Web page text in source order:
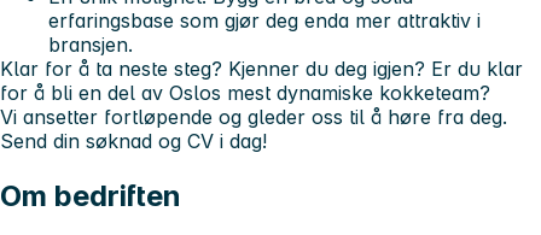
erfaringsbase som gjør deg enda mer attraktiv i
bransjen.
Klar for å ta neste steg? Kjenner du deg igjen? Er du klar
for å bli en del av Oslos mest dynamiske kokketeam?
Vi ansetter fortløpende og gleder oss til å høre fra deg.
Send din søknad og CV i dag!
Om bedriften